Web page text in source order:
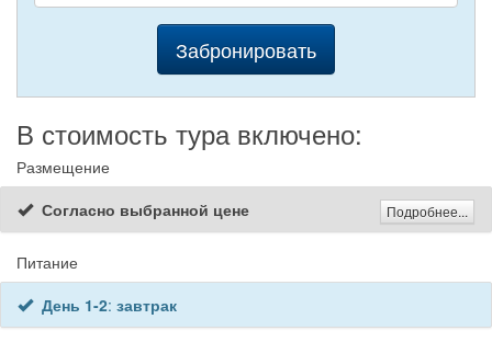
Забронировать
В стоимость тура включено:
Размещение
Согласно выбранной цене
Подробнее...
Питание
День 1-2: завтрак